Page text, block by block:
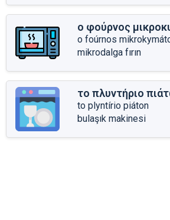
ο φούρνος
o foúrnos
mikrodalga fırın
το πλυντήριο
to plyntírio piáton
bulaşık makinesi